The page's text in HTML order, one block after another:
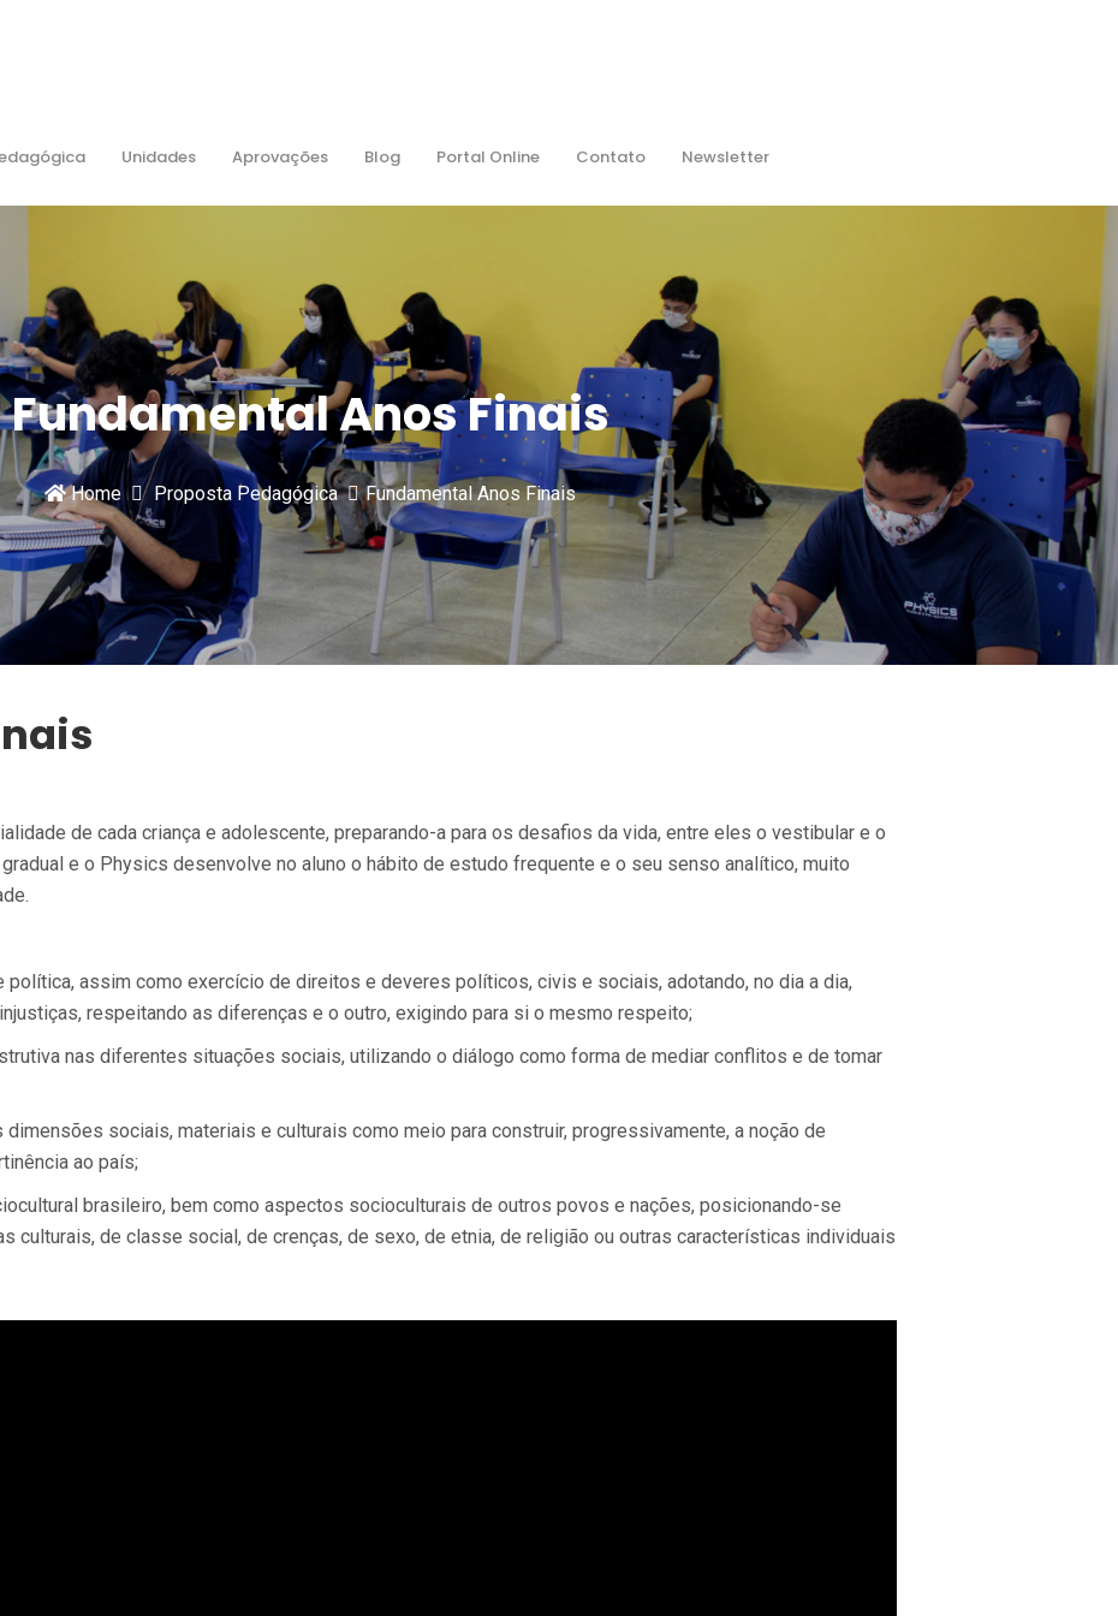
Unidades Aprovações Blog Portal Online Contato Newsletter
Fundamental Anos Finais
Home Proposta Pedagógica Fundamental Anos Finais
de cada criança e adolescente, preparando-a para os desafios da vida, entre eles o vestibular e o
e o Physics desenvolve no aluno o hábito de estudo frequente e o seu senso analítico, muito
política, assim como exercício de direitos e deveres políticos, civis e sociais, adotando, no dia a dia,
respeitando as diferenças e o outro, exigindo para si o mesmo respeito;
nas diferentes situações sociais, utilizando o diálogo como forma de mediar conflitos e de tomar
sociais, materiais e culturais como meio para construir, progressivamente, a noção de
ao país;
brasileiro, bem como aspectos socioculturais de outros povos e nações, posicionando-se
culturais, de classe social, de crenças, de sexo, de etnia, de religião ou outras características individuais